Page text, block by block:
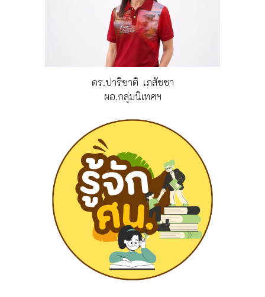
ดร.ปาริชาติ เภสัชชา
ผอ.กลุ่มนิเทศฯ